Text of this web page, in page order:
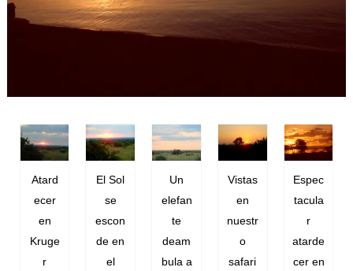
Atard
ecer
en
Kruge
r
El Sol
se
escon
de en
el
Un
elefan
te
deam
bula a
Vistas
en
nuestr
o
safari
Espec
tacula
r
atarde
cer en